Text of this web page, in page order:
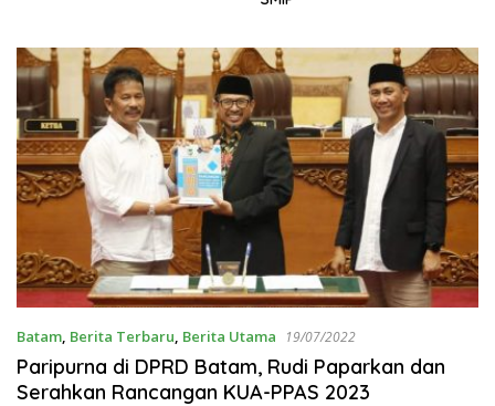
Batam, Berita Terbaru, Berita Utama 19/07/2022
Paripurna di DPRD Batam, Rudi Paparkan dan
Serahkan Rancangan KUA-PPAS 2023